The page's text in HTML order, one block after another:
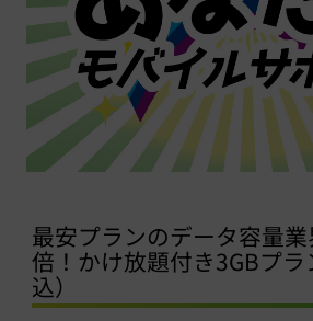
最安プランのデータ容量
倍！かけ放題付き3GBプ
込）